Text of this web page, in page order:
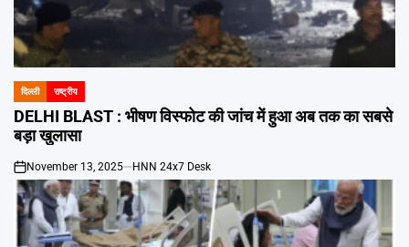
POSTED
IN
दिल्ली राष्ट्रीय
DELHI BLAST : भीषण विस्फोट की जांच में हुआ अब तक का सबसे
बड़ा खुलासा
on
November 13, 2025 HNN 24x7 Desk